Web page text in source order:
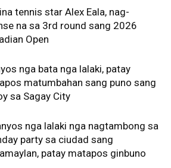
tennis star Alex Eala, nag-
na sa 3rd round sang 2026
Open
nga bata nga lalaki, patay
matumbahan sang puno sang
sa Sagay City
nga lalaki nga nagtambong sa
party sa ciudad sang
patay matapos ginbuno